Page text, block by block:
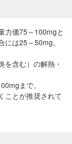
力価75～100mgと
は25～50mg。
を含む）の解熱・
まで。
ことが推奨されて